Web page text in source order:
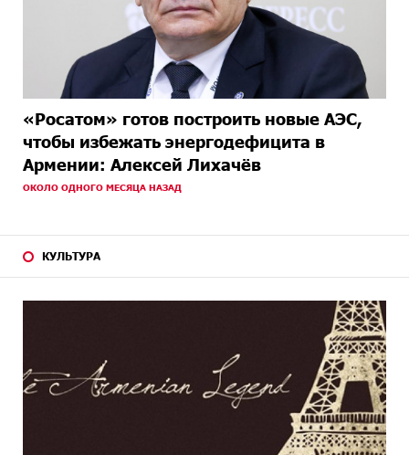
«Росатом» готов построить новые АЭС,
чтобы избежать энергодефицита в
Армении: Алексей Лихачёв
ОКОЛО ОДНОГО МЕСЯЦА НАЗАД
КУЛЬТУРА